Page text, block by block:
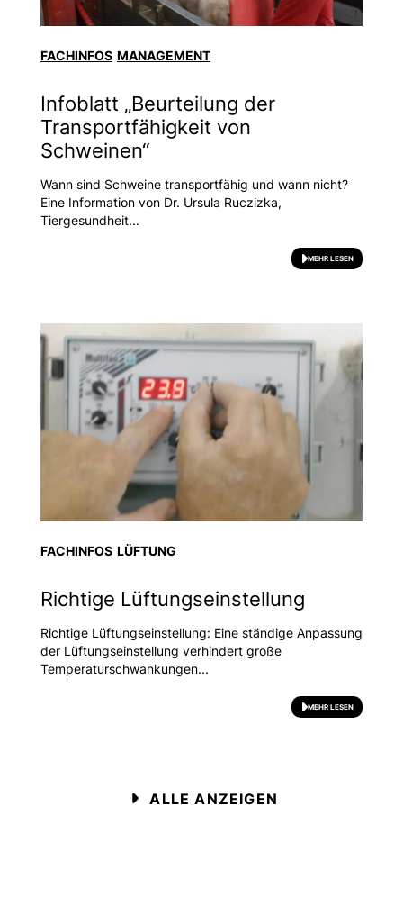
FACHINFOS MANAGEMENT
Infoblatt „Beurteilung der
Transportfähigkeit von
Schweinen“
Wann sind Schweine transportfähig und wann nicht?
Eine Information von Dr. Ursula Ruczizka,
Tiergesundheit...
MEHR LESEN
FACHINFOS LÜFTUNG
Richtige Lüftungseinstellung
Richtige Lüftungseinstellung: Eine ständige Anpassung
der Lüftungseinstellung verhindert große
Temperaturschwankungen...
MEHR LESEN
ALLE ANZEIGEN